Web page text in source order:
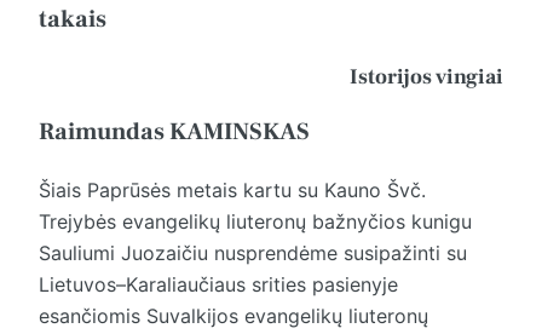
takais
Istorijos vingiai
Raimundas KAMINSKAS
Šiais Paprūsės metais kartu su Kauno Švč.
Trejybės evangelikų liuteronų bažnyčios kunigu
Sauliumi Juozaičiu nusprendėme susipažinti su
Lietuvos–Karaliaučiaus srities pasie­nyje
esančiomis Suvalkijos evangelikų liuteronų